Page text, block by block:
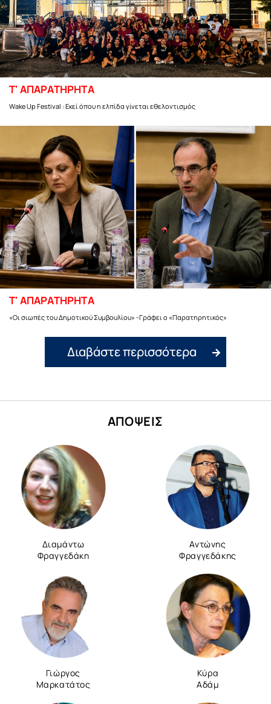
Τ' ΑΠΑΡΑΤΗΡΗΤΑ
Wake Up Festival : Εκεί όπου η ελπίδα γίνεται εθελοντισμός
Τ' ΑΠΑΡΑΤΗΡΗΤΑ
«Οι σιωπές του Δημοτικού Συμβουλίου» -Γράφει ο «Παρατηρητικός»
Διαβάστε περισσότερα
ΑΠΟΨΕΙΣ
Διαμάντω
Φραγγεδάκη
Αντώνης
Φραγγεδάκης
Γιώργος
Μαρκατάτος
Κύρα
Αδάμ